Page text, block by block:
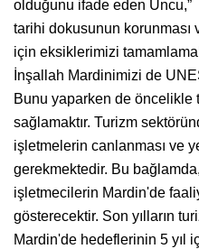
olduğunu ifade eden Uncu,”
tarihi dokusunun korunması
için eksiklerimizi
İnşallah Mardinimizi de
Bunu yaparken de öncelikle
sağlamaktır. Turizm
işletmelerin canlanması ve
gerekmektedir. Bu
işletmecilerin Mardin'de
gösterecektir. Son yılların
Mardin'de hedeflerinin 5 yıl